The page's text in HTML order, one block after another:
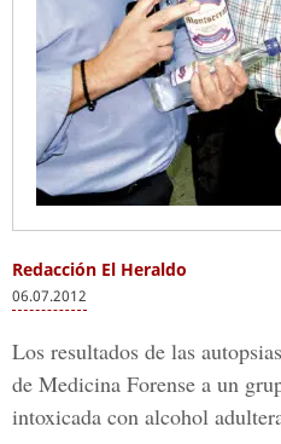
Redacción El Heraldo
06.07.2012
Los resultados de las
de Medicina Forense a un
intoxicada con alcohol